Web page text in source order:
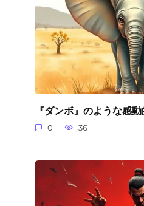
『ダンボ』のような感
0 36